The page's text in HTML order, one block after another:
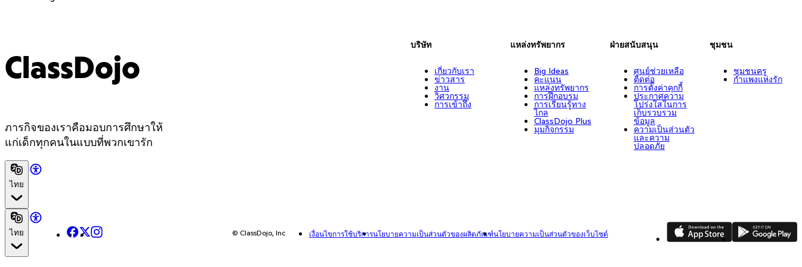
ClassDojo
ภารกิจของเราคือมอบการศึกษาให้
แก่เด็กทุกคนในแบบที่พวกเขารัก
ไทย
บริษัท
เกี่ยวกับเรา
ข่าวสาร
งาน
วิศวกรรม
การเข้าถึง
แหล่งทรัพยากร
Big Ideas
คะแนน
แหล่งทรัพยากร
การฝึกอบรม
การเรียนรู้ทาง
ไกล
ClassDojo Plus
มุมกิจกรรม
ฝ่ายสนับสนุน
ศูนย์ช่วยเหลือ
ติดต่อ
การตั้งค่าคุกกี้
ประกาศความ
โปร่งใสในการ
เก็บรวบรวม
ข้อมูล
ความเป็นส่วนตัว
และความ
ปลอดภัย
ชุมชน
ชุมชนครู
กำแพงแห่งรัก
ไทย Facebook
X Instagram © ClassDojo, Inc เงื่อนไขการใช้บริการนโยบายความเป็นส่วนตัวของผลิตภัณฑ์นโยบายความเป็นส่วนตัวของเว็บไซต์
App Store Google Play